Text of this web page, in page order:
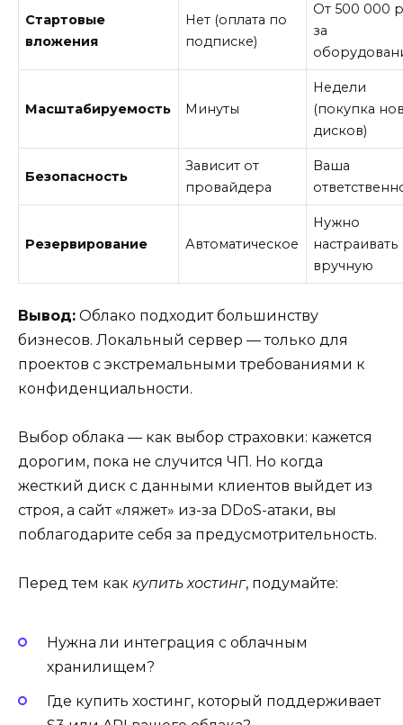
Стартовые
вложения
Нет (оплата по
подписке)
От 500 000
за
Масштабируемость Минуты
Недели
(покупка
дисков)
Безопасность
Зависит от
провайдера
Ваша
Резервирование Автоматическое
Нужно
настраивать
вручную
Вывод: Облако подходит большинству
бизнесов. Локальный сервер — только для
проектов с экстремальными требованиями к
конфиденциальности.
Выбор облака — как выбор страховки: кажется
дорогим, пока не случится ЧП. Но когда
жесткий диск с данными клиентов выйдет из
строя, а сайт «ляжет» из-за DDoS-атаки, вы
поблагодарите себя за предусмотрительность.
Перед тем как купить хостинг, подумайте:
Нужна ли интеграция с облачным
хранилищем?
Где купить хостинг, который поддерживает